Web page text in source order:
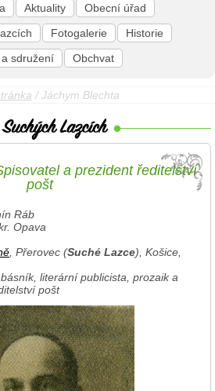
Aktuality
Obecní úřad
Fotogalerie
Historie
a sdružení
Obchvat
/ Jáchym Blechta
a prezident ředitelství
pošt
Ráb
Opava
, Přerovec (Suché Lazce), Košice,
básník, literární publicista, prozaik a
pošt